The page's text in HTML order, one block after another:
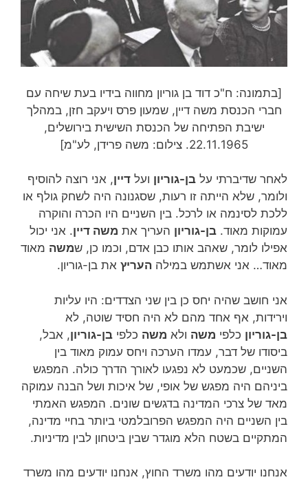
[בתמונה: ח"כ דוד בן גוריון מחווה בידיו בעת שיחה עם
חברי הכנסת משה דיין, שמעון פרס ויעקב חזן, במהלך
ישיבת הפתיחה של הכנסת השישית בירושלים,
22.11.1965. צילום: משה פרידן, לע"מ]
לאחר שדיברתי על בן-גוריון ועל דיין, אני רוצה להוסיף
ולומר, שלא הייתה זו רעות, שסגנונה היה לשחק גולף או
ללכת לסינמה או לרכל. בין השניים היו הכרה והוקרה
עמוקות מאוד. בן-גוריון העריך את משה דיין. אני יכול
אפילו לומר, שאהב אותו כבן אדם, וכמו כן, שמשה מאוד
מאוד… אני אשתמש במילה העריץ את בן-גוריון.
אני חושב שהיה יחס כן בין שני הצדדים: היו עליות
וירידות, אף אחד מהם לא היה חסיד שוטה, לא
בן-גוריון כלפי משה ולא משה כלפי בן-גוריון, אבל,
ביסודו של דבר, עמדו הערכה ויחס עמוק מאוד בין
השניים, שכמעט לא נפגעו לאורך הדרך כולה. המפגש
ביניהם היה מפגש של אופי, של איכות ושל הבנה עמוקה
מאד של צרכי המדינה בדגשים שונים. המפגש האמתי
בין השניים היה המפגש הפרובלמטי ביותר בחיי מדינה,
המתקיים בשטח הלא מוגדר שבין ביטחון לבין מדיניות.
אנחנו יודעים מהו משרד החוץ, אנחנו יודעים מהו משרד